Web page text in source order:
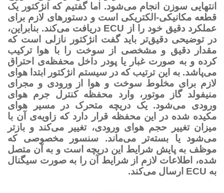
انتهایی سوزن انجام می‌شود. اما گفتیم که انژکتور یک
قطعه مکانیکی-الکتریکی است و دستورهای لازم برای
عملکرد دقیق خود را از ECU دریافت می‌کند. بنابراین،
در توضیحی دقیق‌تر باید گفت انژکتور نازلی است که
مقدار دقیق و مشخصی از سوخت را با هوا ترکیب
کرده و به‌ صورت غبار یا پودر داخل محفظه‌ی احتراق
می‌پاشد. به این ترتیب که در سیستم انژکتور ابتدا هوای
لازم برای مخلوط سوخت و هوا از ورودی و مجرای
منیفولد گاز موتور، وارد محفظه کنترل جرم هوای
ورودی می‌شود. یک دریچه متحرک در مسیر هوای
مکیده شده در این محفظه قرار دارد که زاویه‌ی آن با
میزان تغییر حجم هوای ورودی، تغییر می‌کند و بازتر
می‌شود یا بسته‌تر می‌ماند. سنسور مخصوصی که
موظف به پایش شرایط این دریچه است و به آن متصل
شده، اطلاعات لازم از شرایط آن را به صورت سیگنال
به ECU ارسال می‌کند.